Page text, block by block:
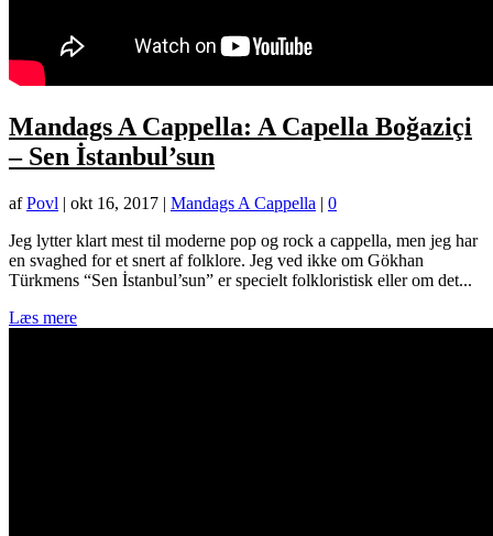
Mandags A Cappella: A Capella Boğaziçi
– Sen İstanbul’sun
afPovl | okt 16, 2017 | Mandags A Cappella | 0
Jeg lytter klart mest til moderne pop og rock a cappella, men jeg har
en svaghed for et snert af folklore. Jeg ved ikke om Gökhan
Türkmens “Sen İstanbul’sun” er specielt folkloristisk eller om det...
Læs mere